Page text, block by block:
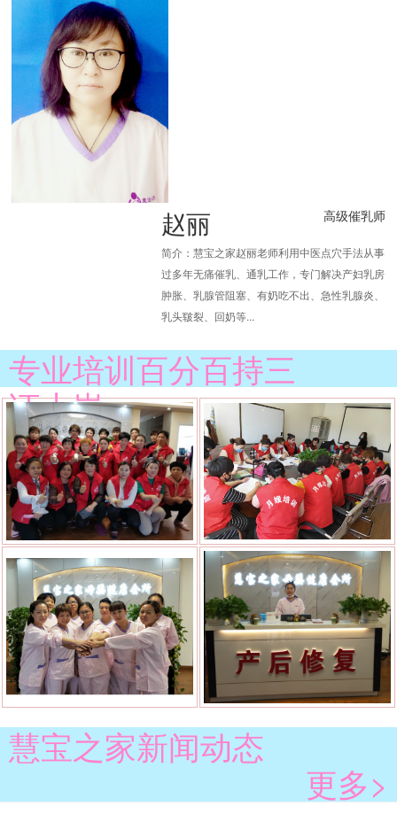
赵丽 高级催乳师
简介：慧宝之家赵丽老师利用中医点穴手法从事
过多年无痛催乳、通乳工作，专门解决产妇乳房
肿胀、乳腺管阻塞、有奶吃不出、急性乳腺炎、
乳头皲裂、回奶等...
专业培训百分百持三
证上岗
慧宝之家新闻动态
更多>